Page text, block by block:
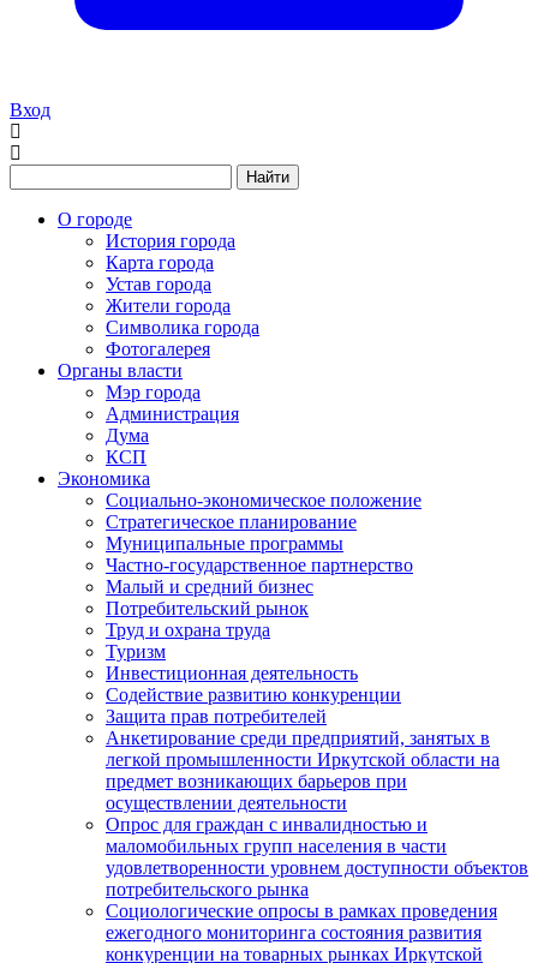
Вход
Найти
О городе
История города
Карта города
Устав города
Жители города
Символика города
Фотогалерея
Органы власти
Мэр города
Администрация
Дума
КСП
Экономика
Социально-экономическое положение
Стратегическое планирование
Муниципальные программы
Частно-государственное партнерство
Малый и средний бизнес
Потребительский рынок
Труд и охрана труда
Туризм
Инвестиционная деятельность
Содействие развитию конкуренции
Защита прав потребителей
Анкетирование среди предприятий, занятых в
легкой промышленности Иркутской области на
предмет возникающих барьеров при
осуществлении деятельности
Опрос для граждан с инвалидностью и
маломобильных групп населения в части
удовлетворенности уровнем доступности объектов
потребительского рынка
Социологические опросы в рамках проведения
ежегодного мониторинга состояния развития
конкуренции на товарных рынках Иркутской